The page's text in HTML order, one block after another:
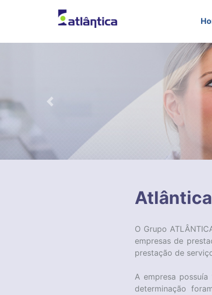
Previous
Atlântica
O Grupo
empresas de
prestação de
A empresa
determinação